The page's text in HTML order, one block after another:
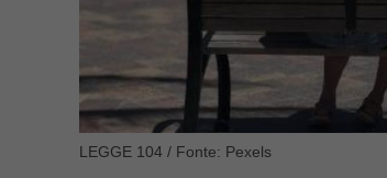
LEGGE 104 / Fonte: Pexels